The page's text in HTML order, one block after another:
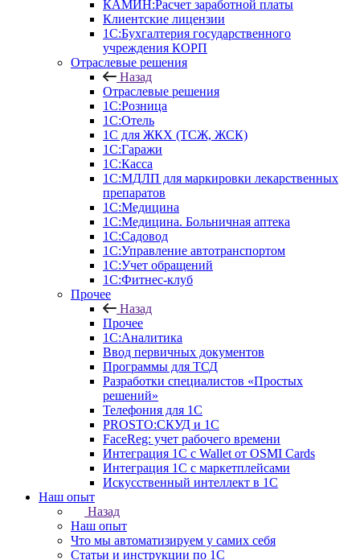
КАМИН:Расчет заработной платы
Клиентские лицензии
1С:Бухгалтерия государственного
учреждения КОРП
Отраслевые решения
Назад
Отраслевые решения
1С:Розница
1С:Отель
1С для ЖКХ (ТСЖ, ЖСК)
1С:Гаражи
1С:Касса
1С:МДЛП для маркировки лекарственных
препаратов
1С:Медицина
1С:Медицина. Больничная аптека
1С:Садовод
1С:Управление автотранспортом
1С:Учет обращений
1С:Фитнес-клуб
Прочее
Назад
Прочее
1С:Аналитика
Ввод первичных документов
Программы для ТСД
Разработки специалистов «Простых
решений»
Телефония для 1С
PROSTO:СКУД и 1С
FaceReg: учет рабочего времени
Интеграция 1С с Wallet от OSMI Cards
Интеграция 1С с маркетплейсами
Искусственный интеллект в 1С
Наш опыт
Назад
Наш опыт
Что мы автоматизируем у самих себя
Статьи и инструкции по 1С